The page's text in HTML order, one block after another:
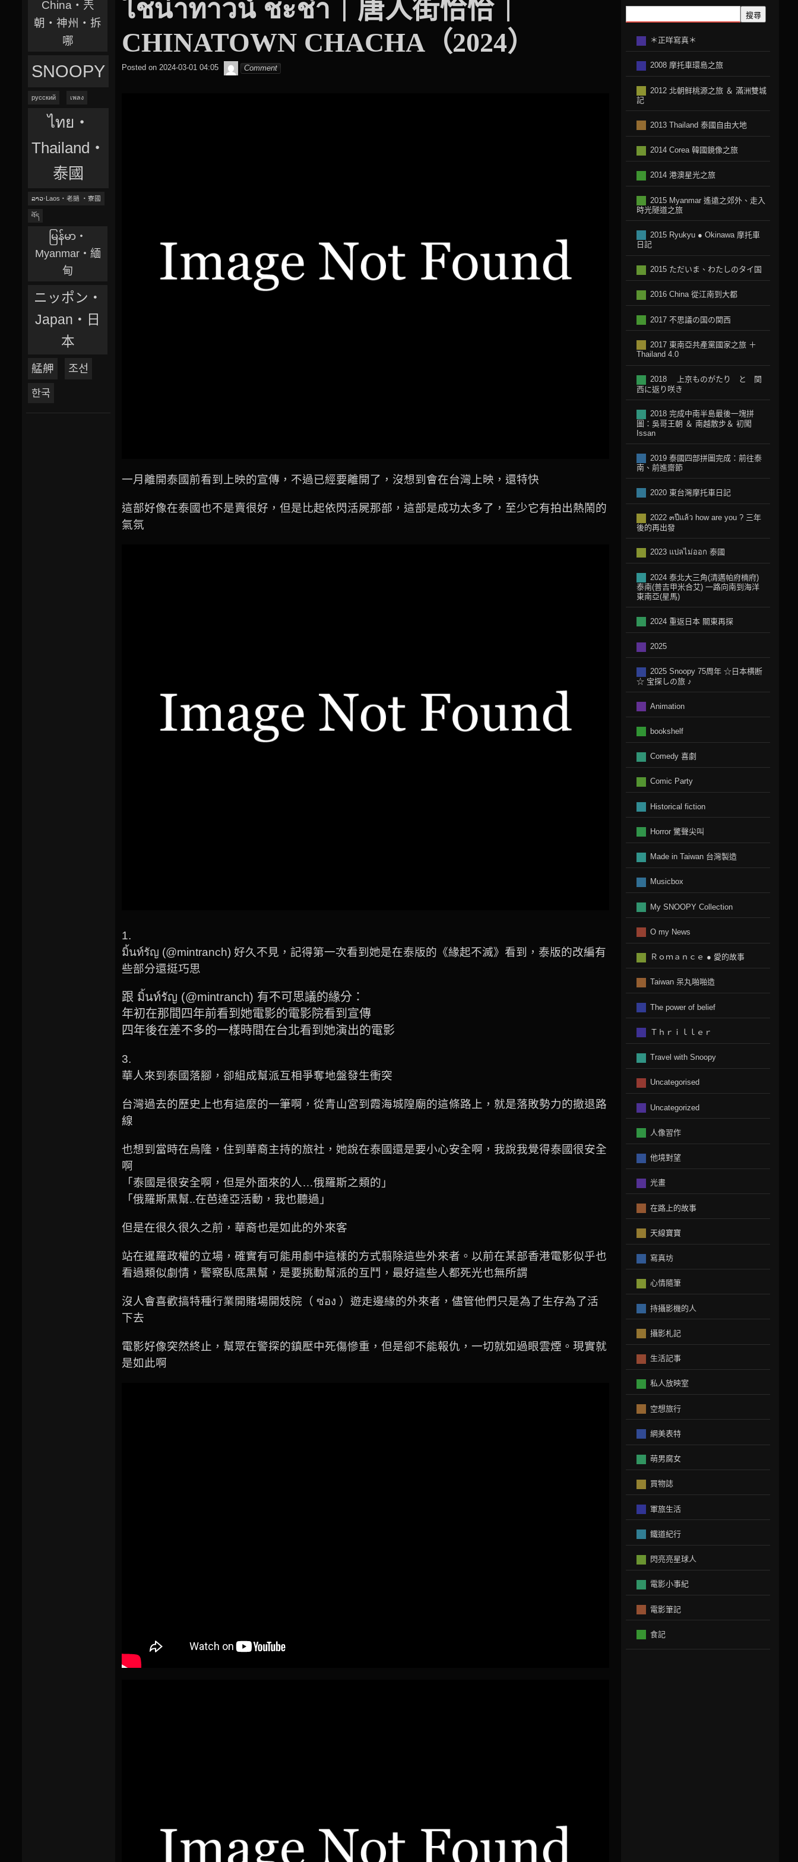
ไชน่าทาวน์ ชะช่า｜唐人街恰恰｜
CHINATOWN CHACHA（2024）
Posted on 2024-03-01 04:05
๙
翔
Comment
一月離開泰國前看到上映的宣傳，不過已經要離開了，沒想到會在台灣上映，還特快
這部好像在泰國也不是賣很好，但是比起依閃活屍那部，這部是成功太多了，至少它有拍出熱鬧的
氣氛
1.
มิ้นท์รัญ (@mintranch) 好久不見，記得第一次看到她是在泰版的《緣起不滅》看到，泰版的改編有
些部分還挺巧思
跟 มิ้นท์รัญ (@mintranch) 有不可思議的緣分：
年初在那間四年前看到她電影的電影院看到宣傳
四年後在差不多的一樣時間在台北看到她演出的電影
3.
華人來到泰國落腳，卻組成幫派互相爭奪地盤發生衝突
台灣過去的歷史上也有這麼的一筆啊，從青山宮到霞海城隍廟的這條路上，就是落敗勢力的撤退路
線
也想到當時在烏隆，住到華裔主持的旅社，她說在泰國還是要小心安全啊，我說我覺得泰國很安全
啊
「泰國是很安全啊，但是外面來的人…俄羅斯之類的」
「俄羅斯黑幫..在芭達亞活動，我也聽過」
但是在很久很久之前，華裔也是如此的外來客
站在暹羅政權的立場，確實有可能用劇中這樣的方式翦除這些外來者。以前在某部香港電影似乎也
看過類似劇情，警察臥底黑幫，是要挑動幫派的互鬥，最好這些人都死光也無所謂
沒人會喜歡搞特種行業開賭場開妓院（ ซ่อง ）遊走邊緣的外來者，儘管他們只是為了生存為了活
下去
電影好像突然終止，幫眾在警探的鎮壓中死傷慘重，但是卻不能報仇，一切就如過眼雲煙。現實就
是如此啊
搜尋
＊正咩寫真＊
2008 摩托車環島之旅
2012 北朝鲜桃源之旅 ＆ 滿洲雙城
記
2013 Thailand 泰國自由大地
2014 Corea 韓國鏡像之旅
2014 港澳星光之旅
2015 Myanmar 遙遠之郊外、走入
時光隧道之旅
2015 Ryukyu ● Okinawa 摩托車
日記
2015 ただいま、わたしのタイ国
2016 China 從江南到大都
2017 不思議の国の関西
2017 東南亞共產黨國家之旅 ＋
Thailand 4.0
2018 上京ものがたり と 関
西に返り咲き
2018 完成中南半島最後一塊拼
圖：吳哥王朝 ＆ 南越散步＆ 初闖
Issan
2019 泰國四部拼圖完成：前往泰
南、前進齋節
2020 東台灣摩托車日記
2022 ๓ปีแล้ว how are you ? 三年
後的再出發
2023 แปลไม่ออก 泰國
2024 泰北大三角(清邁帕府楠府)
泰南(普吉甲米合艾) 一路向南到海洋
東南亞(星馬)
2024 重返日本 關東再探
2025
2025 Snoopy 75周年 ☆日本横断
☆ 宝探しの旅 ♪
Animation
bookshelf
Comedy 喜劇
Comic Party
Historical fiction
Horror 驚聲尖叫
Made in Taiwan 台灣製造
Musicbox
My SNOOPY Collection
O my News
Ｒｏｍａｎｃｅ ● 愛的故事
Taiwan 呆丸啪啪造
The power of belief
Ｔｈｒｉｌｌｅｒ
Travel with Snoopy
Uncategorised
Uncategorized
人像習作
他境對望
光畫
在路上的故事
天線寶寶
寫真坊
心情隨筆
持攝影機的人
攝影札記
生活記事
私人放映室
空想旅行
網美表特
萌男腐女
買物誌
軍旅生活
鐵道紀行
閃亮亮星球人
電影小事紀
電影筆記
食記
China‧兲
朝‧神州‧拆
哪
SNOOPY
русский เพลง
ไทย‧
Thailand‧
泰國
ລາວ‧Laos‧老撾 ‧寮國
བོད
မြန်မာ‧
Myanmar‧緬
甸
ニッポン‧
Japan‧日
本
艋舺 조선
한국